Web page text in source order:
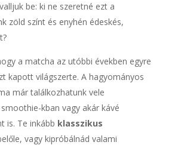
be: ki ne szeretné ezt a
zöld színt és enyhén édeskés,
a matcha az utóbbi években egyre
kapott világszerte. A hagyományos
már találkozhatunk vele
kban vagy akár kávé
is. Te inkább klasszikus
vagy kipróbálnád valami